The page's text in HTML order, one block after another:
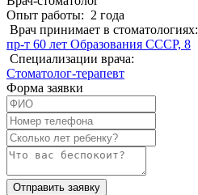
Опыт работы: 2 года
Врач принимает в стоматологиях:
пр-т 60 лет Образования СССР, 8
Специализации врача:
Стоматолог-терапевт
Форма заявки
Отправить заявку